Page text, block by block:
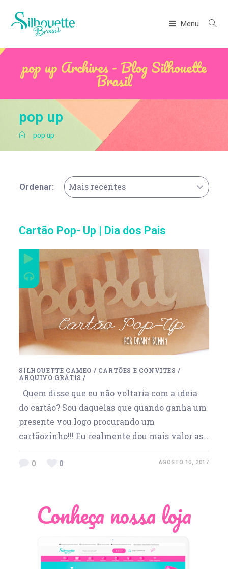
Menu
pop up Archives - Blog Silhouette
Brasil
pop up
. pop up
Ordenar: Mais recentes
Cartão Pop- Up | Dia dos Pais
SILHOUETTE CAMEO / CARTÕES E CONVITES /
ARQUIVO GRÁTIS /
Quem disse que eu não voltaria com a ideia
do cartão? Sou daquelas que quando ganha um
presente vou logo procurando um
cartãozinho!!! Eu realmente dou mais valor as…
0 0 AGOSTO 10, 2017
Conheça nossa loja